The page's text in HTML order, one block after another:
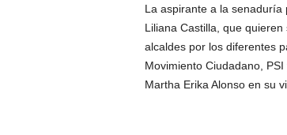
La aspirante a la senaduría
Liliana Castilla, que
alcaldes por los diferentes
Movimiento Ciudadano,
Martha Erika Alonso en su